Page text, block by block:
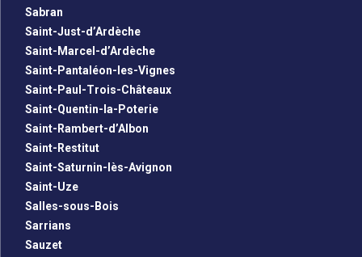
Sabran
Saint-Just-d’Ardèche
Saint-Marcel-d’Ardèche
Saint-Pantaléon-les-Vignes
Saint-Paul-Trois-Châteaux
Saint-Quentin-la-Poterie
Saint-Rambert-d’Albon
Saint-Restitut
Saint-Saturnin-lès-Avignon
Saint-Uze
Salles-sous-Bois
Sarrians
Sauzet